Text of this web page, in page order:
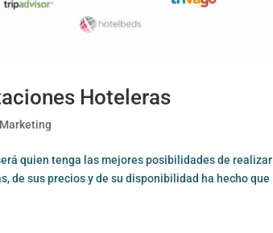
Hoteleras
Marketing
quien tenga las mejores posibilidades de realizar
de sus precios y de su disponibilidad ha hecho que